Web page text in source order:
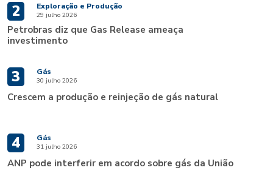
2 Exploração e Produção
29 julho 2026
Petrobras diz que Gas Release ameaça
investimento
3 Gás
30 julho 2026
Crescem a produção e reinjeção de gás natural
4 Gás
31 julho 2026
ANP pode interferir em acordo sobre gás da União